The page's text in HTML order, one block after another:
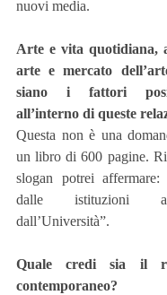
nuovi media.
Arte e vita quotidiana,
arte e mercato
siano i fattori
all’interno di queste
Questa non è una
un libro di 600 pagine.
slogan potrei
dalle istituzioni
dall’Università”.
Quale credi sia il
contemporaneo?